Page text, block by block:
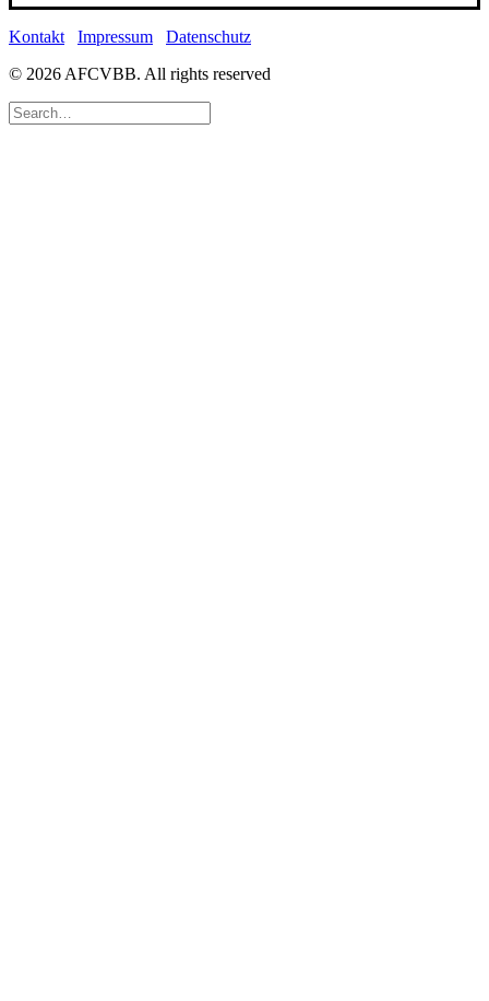
Kontakt Impressum
Datenschutz
© 2026 AFCVBB. All rights reserved